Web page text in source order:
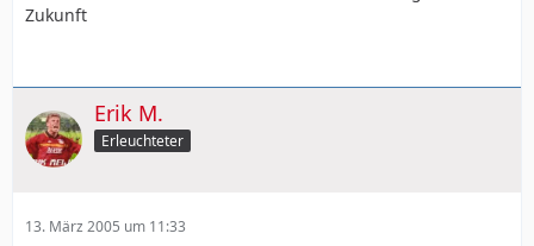
Zukunft
Erik M.
Erleuchteter
13. März 2005 um 11:33